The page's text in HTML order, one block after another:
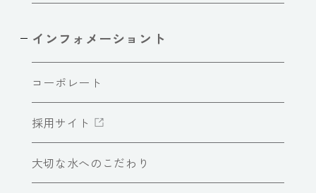
インフォメーショント
コーポレート
採用サイト
大切な水へのこだわり